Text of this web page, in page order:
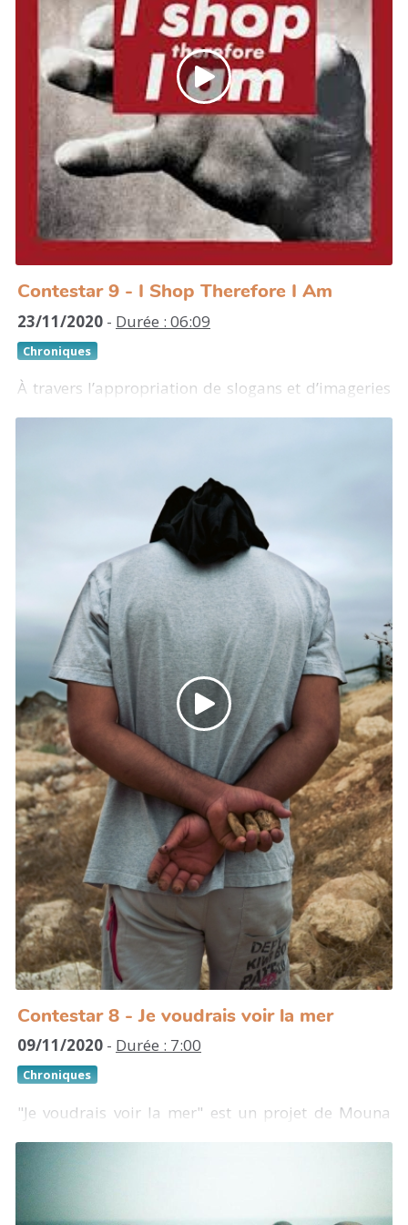
plusieurs fois défrayé la chronique en faisant
polémique; chatouillant la sensibilité des uns,
provoquant l’indignation des autres. Une œuvre de
réalité crue qui ne laisse pas indifférent.
Cie Kumulus, "Squames", 1988.
http://www.kumulus.fr/
https://www.dailymotion.com/video/xttxv4
https://www.dailymotion.com/cie_kumulus
Contestar 9 - I Shop Therefore I Am
23/11/2020 - Durée : 06:09
Chroniques
À travers l’appropriation de slogans et d’imageries
spécifiques, Barbara Kruger déploie les stratégies
dans le langage de la publicité et des médias qui
véhiculent les thèmes de la violence, du pouvoir ou
I Shop Therefore I Am
questionner notre société de consommation et la
manière dont nous existons, à travers les objets que
nous désirons.
Barbara Kruger,I Shop Therefore I am , 1987
http://www.barbarakruger.com/
https://youtu.be/8xi9qQb2SHU
https://awarewomenartists.com/artiste/barbara-
kruger/#inline-0
Contestar 8 - Je voudrais voir la mer
09/11/2020 - Durée : 7:00
Chroniques
"Je voudrais voir la mer" est un projet de Mouna
Saboni rassemblant une série de photographies et
documentaire et onirique traite du territoire et du